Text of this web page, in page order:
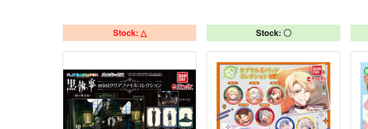
Stock: △ Stock: 〇